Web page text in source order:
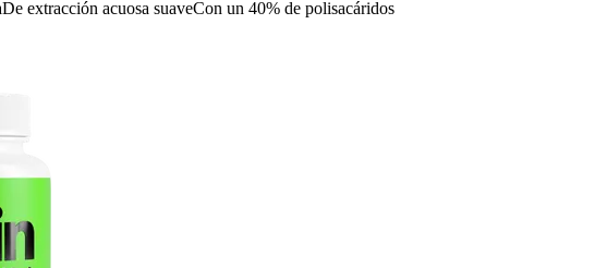
extracción acuosa suaveCon un 40% de polisacáridos